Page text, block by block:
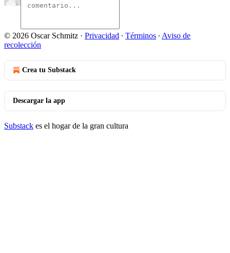
© 2026 Oscar Schmitz · Privacidad ∙ Términos ∙ Aviso de
recolección
Crea tu Substack
Descargar la app
Substack es el hogar de la gran cultura